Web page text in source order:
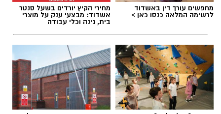
מחפשים עורך דין באשדוד
לרשימה המלאה כנסו כאן >
מחירי הקיץ יורדים בשעל סנטר
אשדוד: מבצעי ענק על מוצרי
בית, גינה וכלי עבודה